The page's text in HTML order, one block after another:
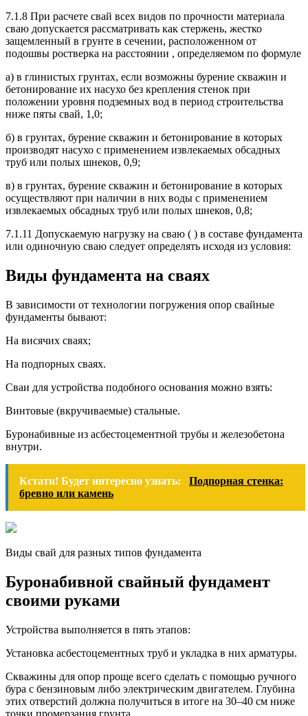
7.1.8 При расчете свай всех видов по прочности материала
сваю допускается рассматривать как стержень, жестко
защемленный в грунте в сечении, расположенном от
подошвы ростверка на расстоянии , определяемом по формуле
а) в глинистых грунтах, если возможны бурение скважин и
бетонирование их насухо без крепления стенок при
положении уровня подземных вод в период строительства
ниже пяты свай, 1,0;
б) в грунтах, бурение скважин и бетонирование в которых
производят насухо с применением извлекаемых обсадных
труб или полых шнеков, 0,9;
в) в грунтах, бурение скважин и бетонирование в которых
осуществляют при наличии в них воды с применением
извлекаемых обсадных труб или полых шнеков, 0,8;
7.1.11 Допускаемую нагрузку на сваю ( ) в составе фундамента
или одиночную сваю следует определять исходя из условия:
Виды фундамента на сваях
В зависимости от технологии погружения опор свайные
фундаменты бывают:
На висячих сваях;
На подпорных сваях.
Сваи для устройства подобного основания можно взять:
Винтовые (вкручиваемые) стальные.
Буронабивные из асбестоцементной трубы и железобетона
внутри.
Кстати! Будет интересно узнать:
Подпорная стенка:
бревно или камень
Виды свай для разных типов фундамента
Буронабивной свайный фундамент
своими руками
Устройства выполняется в пять этапов:
Установка асбестоцементных труб и укладка в них арматуры.
Скважины для опор проще всего сделать с помощью ручного
бура с бензиновым либо электрическим двигателем. Глубина
этих отверстий должна получиться в итоге на 30–40 см ниже
точки промерзания грунта.